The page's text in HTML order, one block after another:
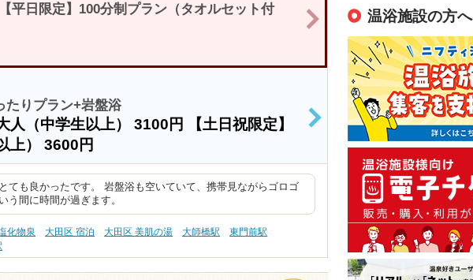
平日限定】100分制プラン（タオルセット付
たりプラン+岩盤浴
人（中学生以上） 3100円
【土日祝限定】
上） 3600円
>
ても良かったです。 岩盤浴も空いていて、携帯見ながらゴロゴ
う間に時間が過ぎます。
化物泉 大田区 宿泊 大田区 美肌の湯 大師橋駅
東門前駅
温浴施設の方へ